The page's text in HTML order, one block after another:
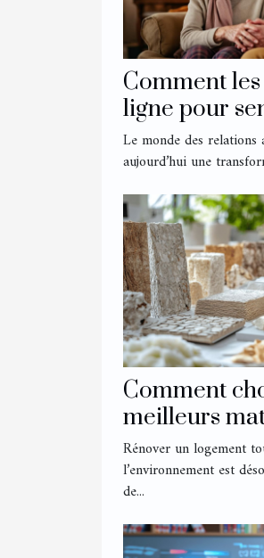
Comment
ligne pour
elles les
amoureuses
Le monde des relations
aujourd’hui une
Comment
meilleurs
écologiques
rénovation ?
Rénover un logement
l’environnement est
de...